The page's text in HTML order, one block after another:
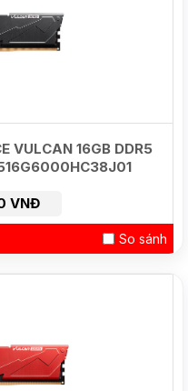
VULCAN 16GB DDR5
VNĐ
So sánh